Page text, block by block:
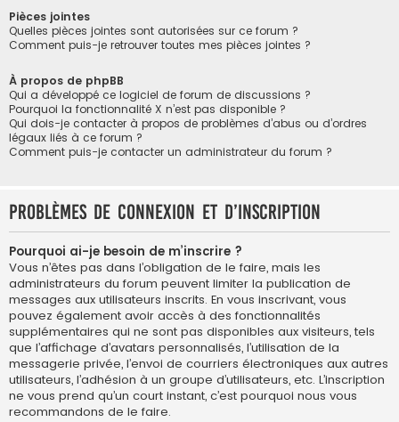
Pièces jointes
Quelles pièces jointes sont autorisées sur ce forum ?
Comment puis-je retrouver toutes mes pièces jointes ?
À propos de phpBB
Qui a développé ce logiciel de forum de discussions ?
Pourquoi la fonctionnalité X n’est pas disponible ?
Qui dois-je contacter à propos de problèmes d’abus ou d’ordres
légaux liés à ce forum ?
Comment puis-je contacter un administrateur du forum ?
Problèmes de connexion et d’inscription
Pourquoi ai-je besoin de m’inscrire ?
Vous n’êtes pas dans l’obligation de le faire, mais les
administrateurs du forum peuvent limiter la publication de
messages aux utilisateurs inscrits. En vous inscrivant, vous
pouvez également avoir accès à des fonctionnalités
supplémentaires qui ne sont pas disponibles aux visiteurs, tels
que l’affichage d’avatars personnalisés, l’utilisation de la
messagerie privée, l’envoi de courriers électroniques aux autres
utilisateurs, l’adhésion à un groupe d’utilisateurs, etc. L’inscription
ne vous prend qu’un court instant, c’est pourquoi nous vous
recommandons de le faire.